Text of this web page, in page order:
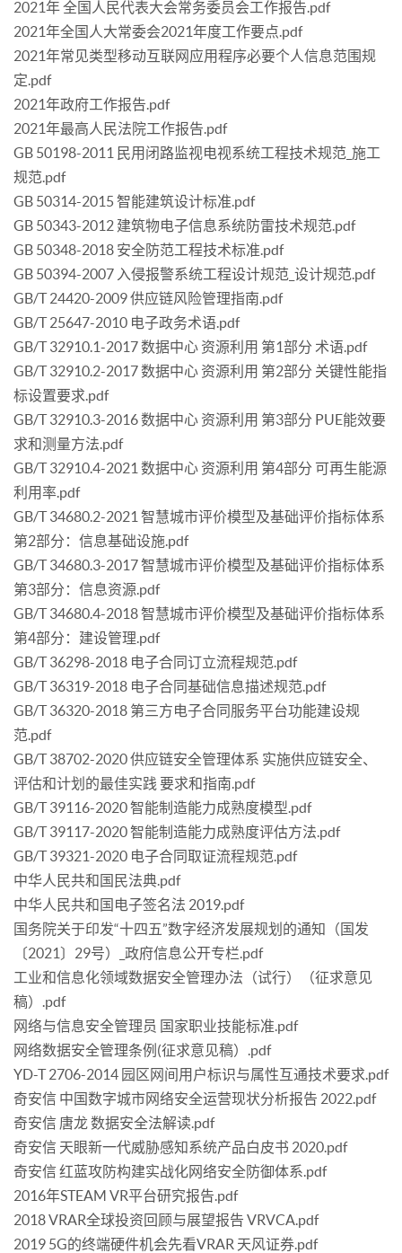
2021年 全国人民代表大会常务委员会工作报告.pdf
2021年全国人大常委会2021年度工作要点.pdf
2021年常见类型移动互联网应用程序必要个人信息范围规
定.pdf
2021年政府工作报告.pdf
2021年最高人民法院工作报告.pdf
GB 50198-2011 民用闭路监视电视系统工程技术规范_施工
规范.pdf
GB 50314-2015 智能建筑设计标准.pdf
GB 50343-2012 建筑物电子信息系统防雷技术规范.pdf
GB 50348-2018 安全防范工程技术标准.pdf
GB 50394-2007 入侵报警系统工程设计规范_设计规范.pdf
GB/T 24420-2009 供应链风险管理指南.pdf
GB/T 25647-2010 电子政务术语.pdf
GB/T 32910.1-2017 数据中心 资源利用 第1部分 术语.pdf
GB/T 32910.2-2017 数据中心 资源利用 第2部分 关键性能指
标设置要求.pdf
GB/T 32910.3-2016 数据中心 资源利用 第3部分 PUE能效要
求和测量方法.pdf
GB/T 32910.4-2021 数据中心 资源利用 第4部分 可再生能源
利用率.pdf
GB/T 34680.2-2021 智慧城市评价模型及基础评价指标体系
第2部分：信息基础设施.pdf
GB/T 34680.3-2017 智慧城市评价模型及基础评价指标体系
第3部分：信息资源.pdf
GB/T 34680.4-2018 智慧城市评价模型及基础评价指标体系
第4部分：建设管理.pdf
GB/T 36298-2018 电子合同订立流程规范.pdf
GB/T 36319-2018 电子合同基础信息描述规范.pdf
GB/T 36320-2018 第三方电子合同服务平台功能建设规
范.pdf
GB/T 38702-2020 供应链安全管理体系 实施供应链安全、
评估和计划的最佳实践 要求和指南.pdf
GB/T 39116-2020 智能制造能力成熟度模型.pdf
GB/T 39117-2020 智能制造能力成熟度评估方法.pdf
GB/T 39321-2020 电子合同取证流程规范.pdf
中华人民共和国民法典.pdf
中华人民共和国电子签名法 2019.pdf
国务院关于印发“十四五”数字经济发展规划的通知（国发
〔2021〕29号）_政府信息公开专栏.pdf
工业和信息化领域数据安全管理办法（试行）（征求意见
稿）.pdf
网络与信息安全管理员 国家职业技能标准.pdf
网络数据安全管理条例(征求意见稿）.pdf
YD-T 2706-2014 园区网间用户标识与属性互通技术要求.pdf
奇安信 中国数字城市网络安全运营现状分析报告 2022.pdf
奇安信 唐龙 数据安全法解读.pdf
奇安信 天眼新一代威胁感知系统产品白皮书 2020.pdf
奇安信 红蓝攻防构建实战化网络安全防御体系.pdf
2016年STEAM VR平台研究报告.pdf
2018 VRAR全球投资回顾与展望报告 VRVCA.pdf
2019 5G的终端硬件机会先看VRAR 天风证券.pdf